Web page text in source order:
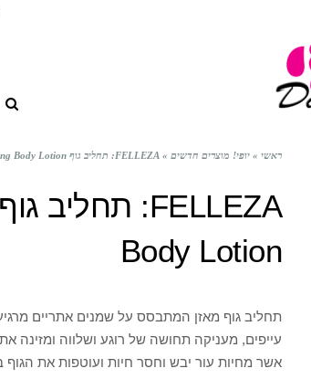
ראשי » יופי! מוצרים חדשים » FELLEZA: תחליב גוף Knackered Cow Relaxing Body Lotion
Body Lotion
תחליב גוף מאזן המתבסס על שמנים אתריים
עייפים, מעניקה תחושה של רוגע ושלווה ומזינה
אשר מחיות עור יבש וחסר חיות ועוטפות את הגוף